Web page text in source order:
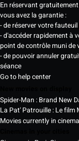
En réservant
vous avez la garantie :
- de réserver votre
- d'accéder rapidement à
point de contrôle muni de
- de pouvoir annuler
séance
Go to help center
Spider-Man : Brand New
La Pat' Patrouille : Le film
Movies currently in